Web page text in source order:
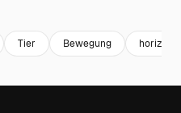
Tier Bewegung